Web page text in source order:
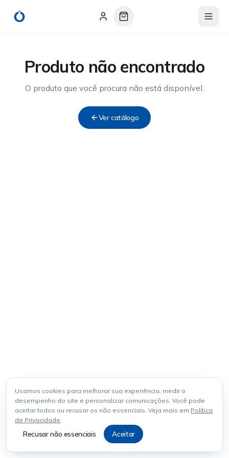
Usamos cookies para melhorar sua experiência, medir o
desempenho do site e personalizar comunicações. Você pode
aceitar todos ou recusar os não essenciais. Veja mais em Política
de Privacidade.
Recusar não essenciais Aceitar
Produto não encontrado
O produto que você procura não está disponível.
Ver catálogo